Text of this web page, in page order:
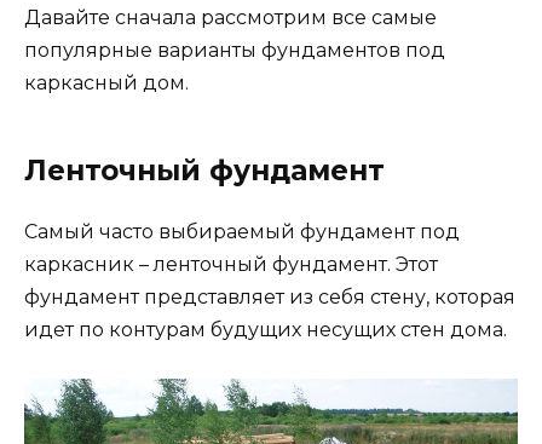
Давайте сначала рассмотрим все самые
популярные варианты фундаментов под
каркасный дом.
Ленточный фундамент
Самый часто выбираемый фундамент под
каркасник – ленточный фундамент. Этот
фундамент представляет из себя стену, которая
идет по контурам будущих несущих стен дома.